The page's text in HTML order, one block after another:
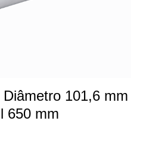
101,6 mm
650 mm